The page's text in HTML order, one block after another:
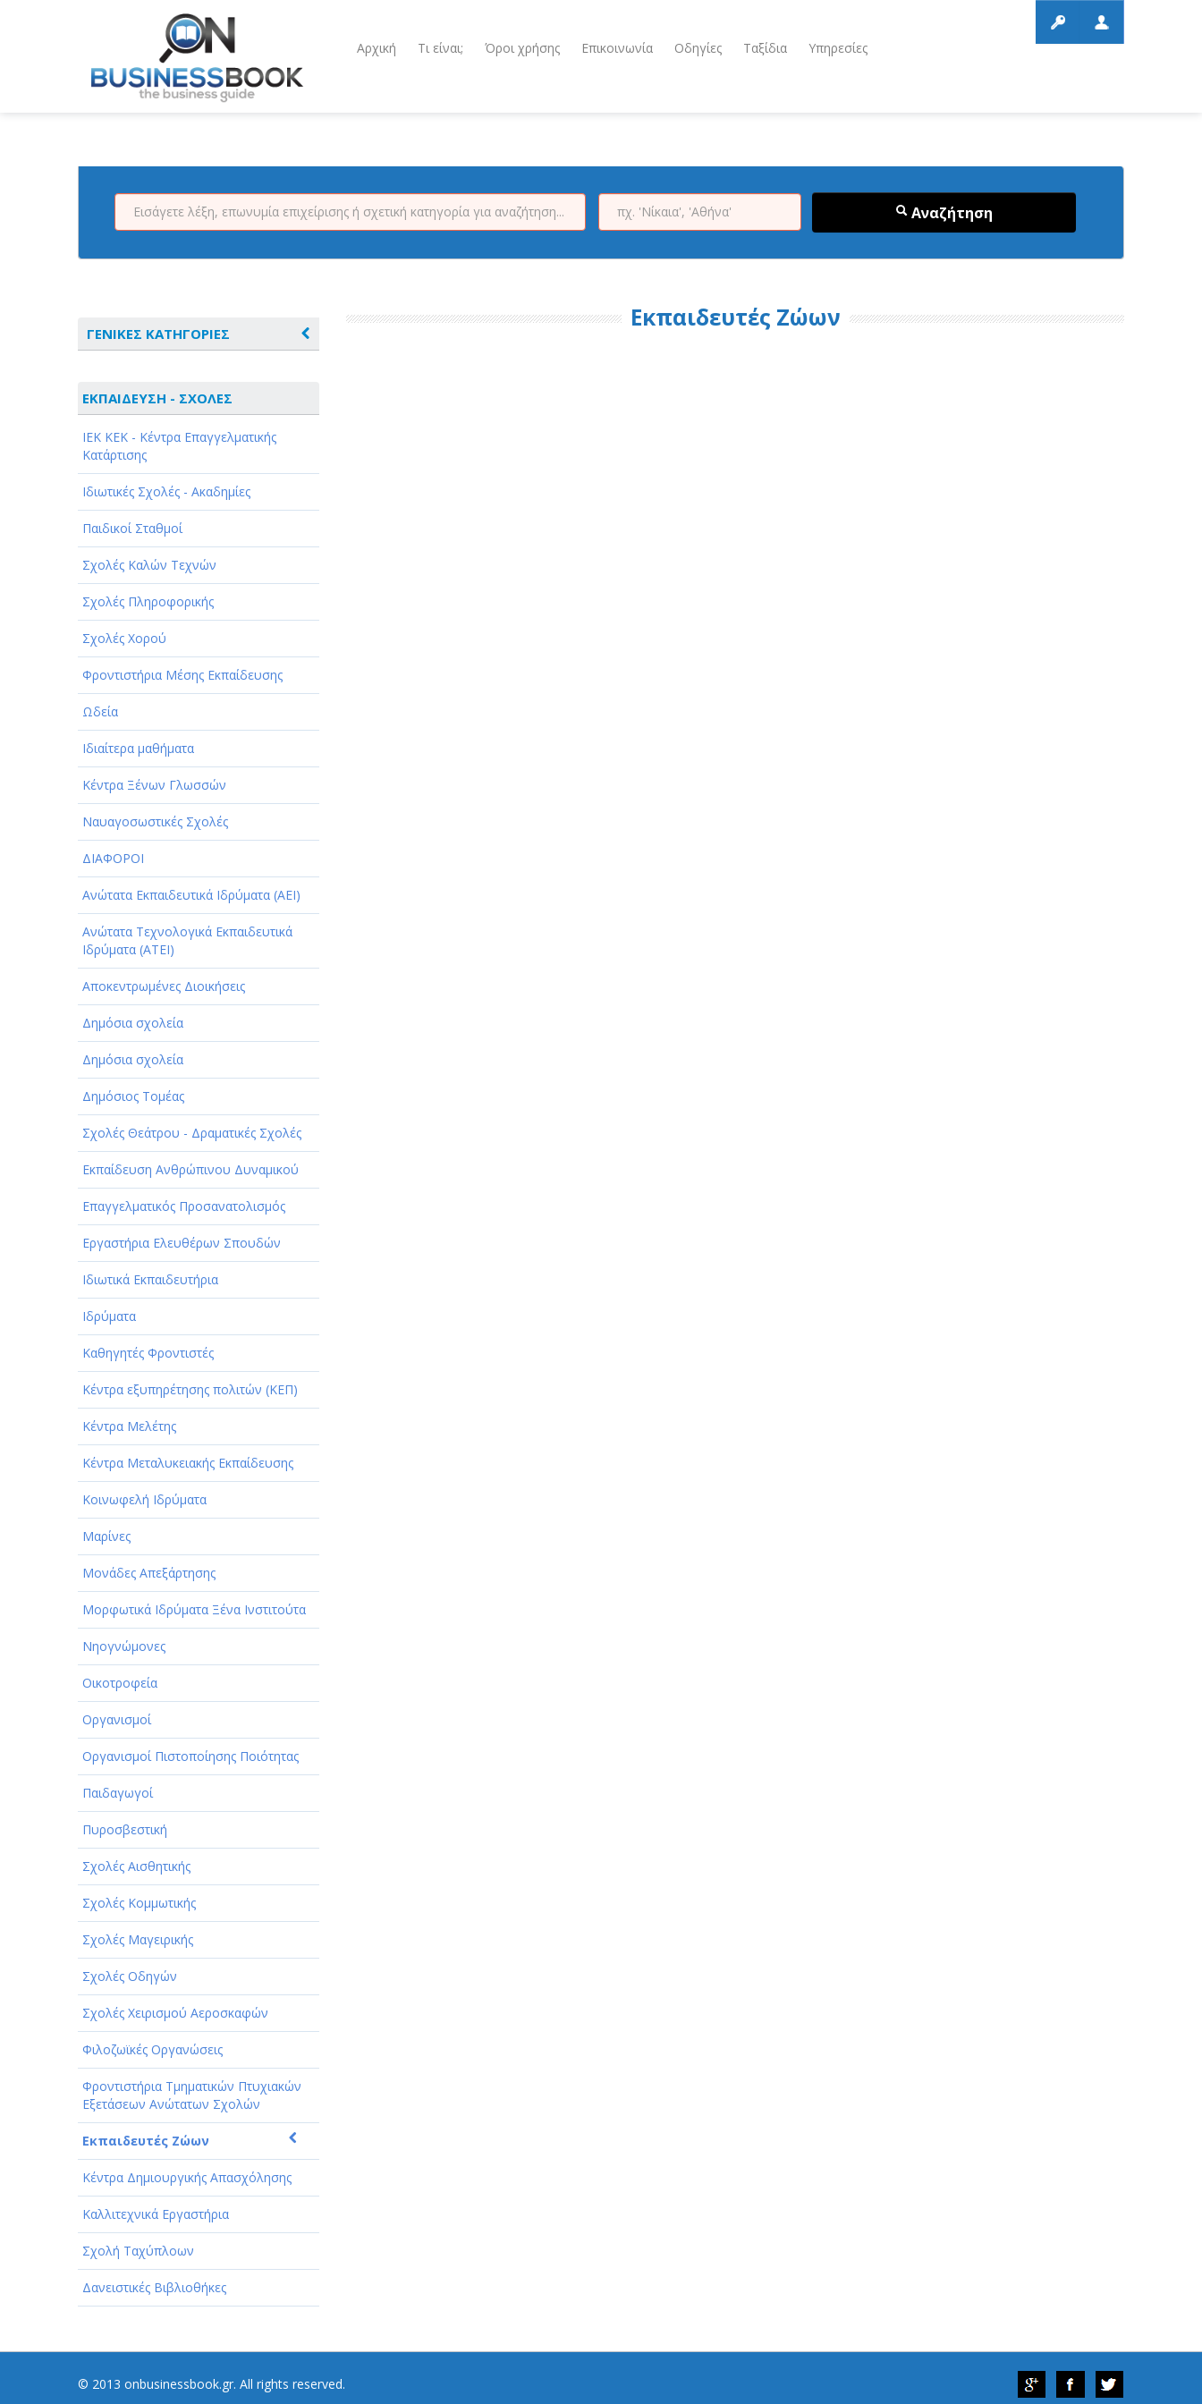
Αρχική Τι είναι; Όροι χρήσης Επικοινωνία Οδηγίες Ταξίδια Υπηρεσίες
Αναζήτηση
ΓΕΝΙΚΕΣ ΚΑΤΗΓΟΡΙΕΣ
ΑΘΛΗΤΙΣΜΟΣ
ΑΥΤΟΚΙΝΗΤΑ - ΜΗΧΑΝΕΣ - ΣΚΑΦΗ
ΔΙΑΣΚΕΔΑΣΗ - ΨΥΧΑΓΩΓΙΑ - ΤΕΧΝΕΣ
ΔΙΑΦΗΜΙΣΗ - ΜΜΕ
ΕΚΚΛΗΣΙΕΣ - ΦΙΛΑΝΘΡΩΠΙΚΑ
ΣΩΜΑΤΕΙΑ
ΕΚΠΑΙΔΕΥΣΗ - ΣΧΟΛΕΣ
ΕΜΠΟΡΙΟ - ΕΜΠΟΡΙΚΑ ΚΑΤΑΣΤΗΜΑΤΑ
ΕΡΓΟΣΤΑΣΙΑ - ΒΙΟΜΗΧΑΝΙΕΣ
ΞΕΝΟΔΟΧΕΙΑ - ΤΟΥΡΙΣΜΟΣ
ΟΜΟΡΦΙΑ
ΠΑΡΟΧΗ ΥΠΗΡΕΣΙΩΝ
ΤΕΧΝΙΚΑ - ΚΑΤΑΣΚΕΥΑΣΤΙΚΑ
ΤΕΧΝΟΛΟΓΙΑ
ΥΓΕΙΑ - ΙΑΤΡΟΙ
ΦΑΓΗΤΟ
ΕΚΠΑΙΔΕΥΣΗ - ΣΧΟΛΕΣ
ΙEK KEK - Κέντρα Επαγγελματικής
Κατάρτισης
Ιδιωτικές Σχολές - Ακαδημίες
Παιδικοί Σταθμοί
Σχολές Καλών Τεχνών
Σχολές Πληροφορικής
Σχολές Χορού
Φροντιστήρια Μέσης Εκπαίδευσης
Ωδεία
Ιδιαίτερα μαθήματα
Κέντρα Ξένων Γλωσσών
Ναυαγοσωστικές Σχολές
ΔΙΑΦΟΡΟΙ
Ανώτατα Εκπαιδευτικά Ιδρύματα (ΑΕΙ)
Ανώτατα Τεχνολογικά Εκπαιδευτικά
Ιδρύματα (ΑΤΕΙ)
Αποκεντρωμένες Διοικήσεις
Δημόσια σχολεία
Δημόσια σχολεία
Δημόσιος Τομέας
Σχολές Θεάτρου - Δραματικές Σχολές
Εκπαίδευση Ανθρώπινου Δυναμικού
Επαγγελματικός Προσανατολισμός
Εργαστήρια Ελευθέρων Σπουδών
Ιδιωτικά Εκπαιδευτήρια
Ιδρύματα
Καθηγητές Φροντιστές
Κέντρα εξυπηρέτησης πολιτών (ΚΕΠ)
Κέντρα Μελέτης
Κέντρα Μεταλυκειακής Εκπαίδευσης
Κοινωφελή Ιδρύματα
Μαρίνες
Μονάδες Απεξάρτησης
Μορφωτικά Ιδρύματα Ξένα Ινστιτούτα
Νηογνώμονες
Οικοτροφεία
Οργανισμοί
Οργανισμοί Πιστοποίησης Ποιότητας
Παιδαγωγοί
Πυροσβεστική
Σχολές Αισθητικής
Σχολές Κομμωτικής
Σχολές Μαγειρικής
Σχολές Οδηγών
Σχολές Χειρισμού Αεροσκαφών
Φιλοζωϊκές Οργανώσεις
Φροντιστήρια Τμηματικών Πτυχιακών
Εξετάσεων Ανώτατων Σχολών
Εκπαιδευτές Ζώων
Κέντρα Δημιουργικής Απασχόλησης
Καλλιτεχνικά Εργαστήρια
Σχολή Ταχύπλοων
Δανειστικές Βιβλιοθήκες
Εκπαιδευτές Ζώων
© 2013 onbusinessbook.gr. All rights reserved.